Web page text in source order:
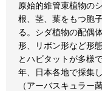
原始的維管束植物の
根、茎、葉をもつ胞
る。シダ植物の配偶
形、リボン形など形
とハビタットが多様
年、日本各地で採集
（アーバスキュラー